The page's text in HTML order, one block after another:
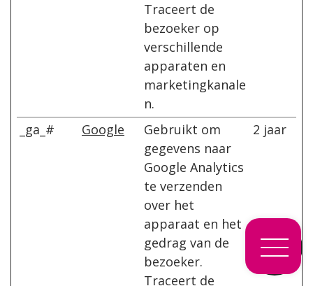
Traceert de
bezoeker op
verschillende
apparaten en
marketingkanale
n.
_ga_# Google
Gebruikt om
gegevens naar
Google Analytics
te verzenden
over het
apparaat en het
gedrag van de
bezoeker.
Traceert de
2 jaar
Menu